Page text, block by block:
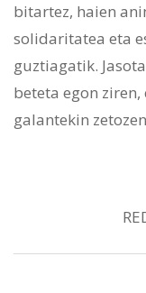
bitartez, haien
solidaritatea eta
guztiagatik.
beteta egon
galantekin